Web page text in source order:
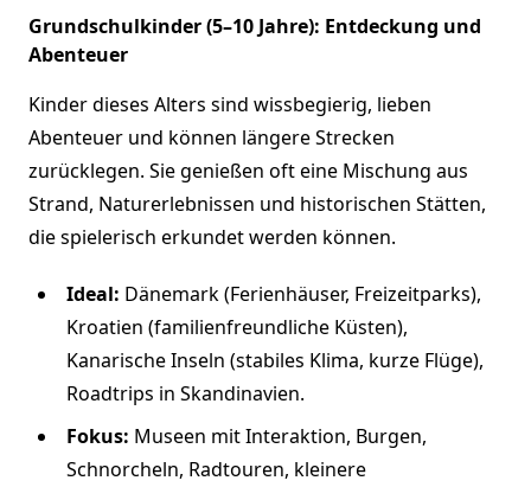
Grundschulkinder (5–10 Jahre): Entdeckung und
Abenteuer
Kinder dieses Alters sind wissbegierig, lieben
Abenteuer und können längere Strecken
zurücklegen. Sie genießen oft eine Mischung aus
Strand, Naturerlebnissen und historischen Stätten,
die spielerisch erkundet werden können.
Ideal: Dänemark (Ferienhäuser, Freizeitparks),
Kroatien (familienfreundliche Küsten),
Kanarische Inseln (stabiles Klima, kurze Flüge),
Roadtrips in Skandinavien.
Fokus: Museen mit Interaktion, Burgen,
Schnorcheln, Radtouren, kleinere